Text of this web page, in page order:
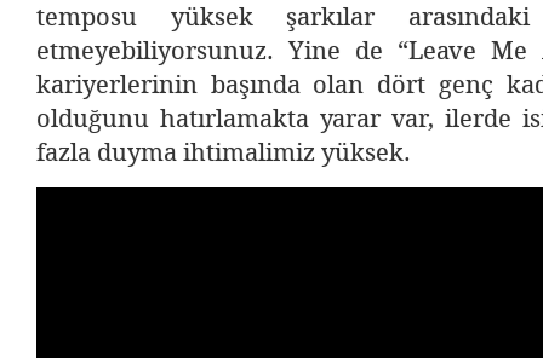
temposu yüksek şarkılar
etmeyebiliyorsunuz. Yine de “Leave Me
kariyerlerinin başında olan dört genç
olduğunu hatırlamakta yarar var, ilerde
fazla duyma ihtimalimiz yüksek.